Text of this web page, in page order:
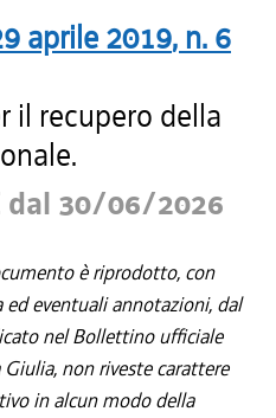
aprile 2019, n. 6
il recupero della
dal 30/06/2026
è riprodotto, con
ed eventuali annotazioni, dal
nel Bollettino ufficiale
non riveste carattere
in alcun modo della